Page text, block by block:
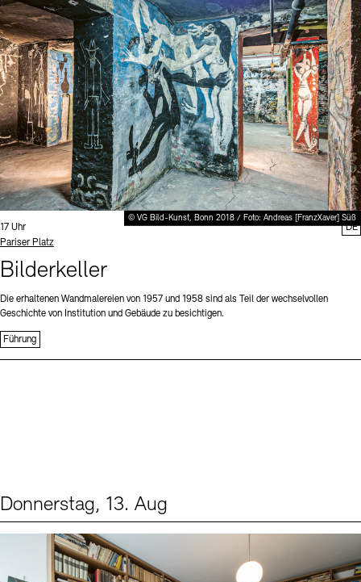
Stellenangebote Newsletter Presse
Nachhaltigkeit Kontakt
Digitale Sammlungen Exil-Archive
© VG Bild-Kunst, Bonn 2018 / Foto: Andreas [FranzXaver] Süß
Uhrzeit:
17 Uhr
Standort
Pariser Platz
Bilderkeller
Die erhaltenen Wandmalereien von 1957 und 1958 sind als Teil der wechselvollen
Geschichte von Institution und Gebäude zu besichtigen.
Führung
DE
Donnerstag, 13. Aug